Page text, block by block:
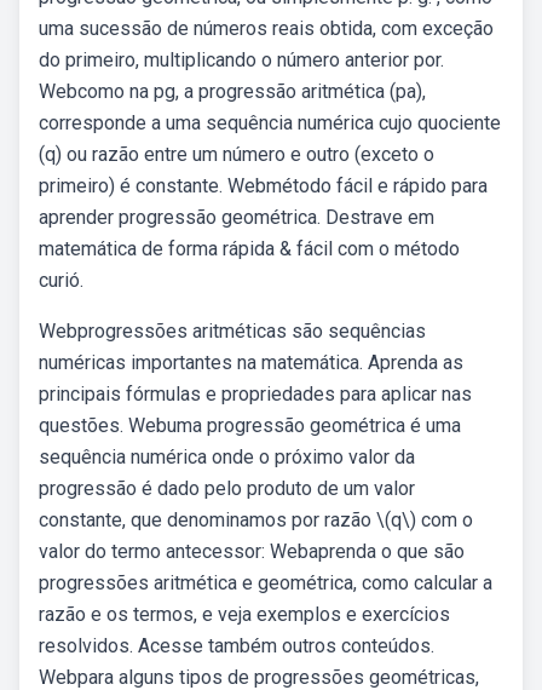
uma sucessão de números reais obtida, com exceção
do primeiro, multiplicando o número anterior por.
Webcomo na pg, a progressão aritmética (pa),
corresponde a uma sequência numérica cujo quociente
(q) ou razão entre um número e outro (exceto o
primeiro) é constante. Webmétodo fácil e rápido para
aprender progressão geométrica. Destrave em
matemática de forma rápida & fácil com o método
curió.
Webprogressões aritméticas são sequências
numéricas importantes na matemática. Aprenda as
principais fórmulas e propriedades para aplicar nas
questões. Webuma progressão geométrica é uma
sequência numérica onde o próximo valor da
progressão é dado pelo produto de um valor
constante, que denominamos por razão \(q\) com o
valor do termo antecessor: Webaprenda o que são
progressões aritmética e geométrica, como calcular a
razão e os termos, e veja exemplos e exercícios
resolvidos. Acesse também outros conteúdos.
Webpara alguns tipos de progressões geométricas,